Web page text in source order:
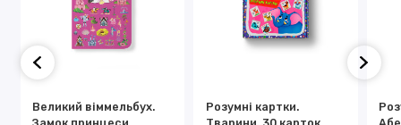
Великий віммельбух.
Розумні картки.